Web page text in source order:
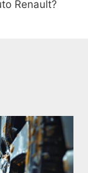
Renault?